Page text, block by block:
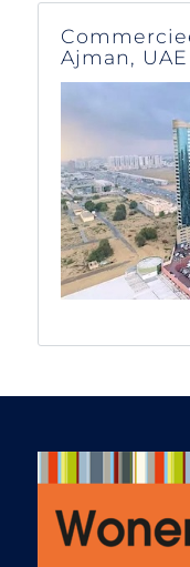
de zoektocht
onze
contact
telefoon en
WhatsApp –
de avonden
weekenden
dat nodig
Binnen twee
maanden
een shortlist
villa’s die er
Zuid-
die dag bij
een
lokale markt
Ajman, UAE